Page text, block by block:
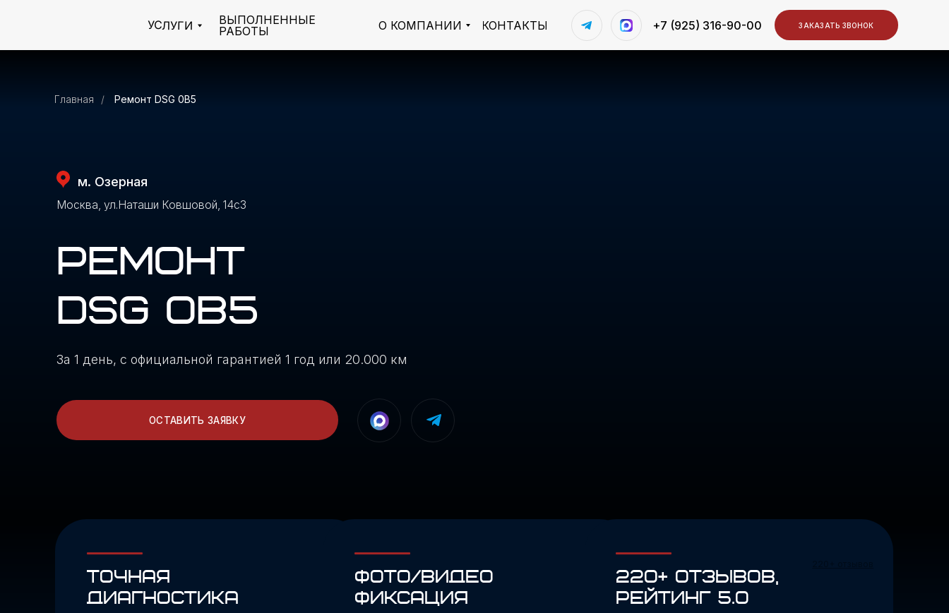
УСЛУГИ
ВЫПОЛНЕННЫЕ
РАБОТЫ
О КОМПАНИИ КОНТАКТЫ +7 (925) 316-90-00 ЗАКАЗАТЬ ЗВОНОК
Главная / Ремонт DSG 0B5
Москва, ул.Наташи Ковшовой, 14с3
DSG 0B5
За 1 день, с официальной гарантией 1 год или 20.000 км
ТОЧНАЯ
ненужных работ
ФОТО/ВИДЕО
можно присутствовать
в ремзоне
220+ ОТЗЫВОВ,
в Яндекс Картах,
работаем на качество